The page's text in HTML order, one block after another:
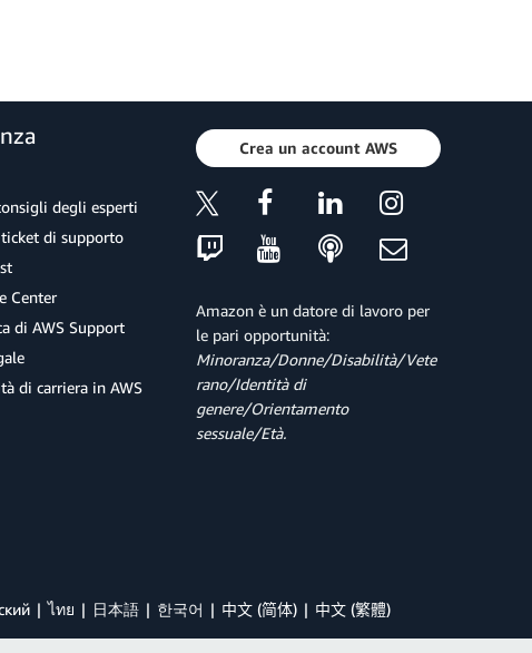
degli esperti
di supporto
Center
di AWS Support
di carriera in AWS
Crea un account AWS
Amazon è un datore di lavoro per
le pari opportunità:
Minoranza/Donne/Disabilità/Vete
rano/Identità di
genere/Orientamento
sessuale/Età.
ไทย 日本語 한국어 中文 (简体) 中文 (繁體)